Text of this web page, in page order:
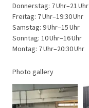
Donnerstag: 7 Uhr–21 Uhr
Freitag: 7 Uhr–19:30 Uhr
Samstag: 9 Uhr–15 Uhr
Sonntag: 10 Uhr–16 Uhr
Montag: 7 Uhr–20:30 Uhr
Photo gallery